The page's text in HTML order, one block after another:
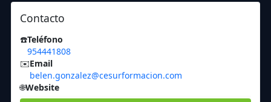
Contacto
☎️Teléfono
954441808
✉️Email
belen.gonzalez@cesurformacion.com
🌐Website